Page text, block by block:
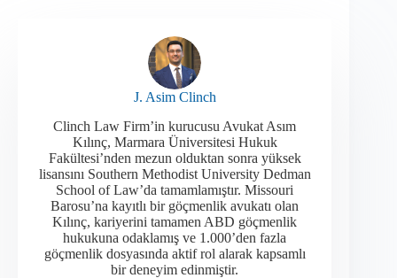
J. Asim Clinch
Clinch Law Firm’in kurucusu Avukat Asım
Kılınç, Marmara Üniversitesi Hukuk
Fakültesi’nden mezun olduktan sonra yüksek
lisansını Southern Methodist University Dedman
School of Law’da tamamlamıştır. Missouri
Barosu’na kayıtlı bir göçmenlik avukatı olan
Kılınç, kariyerini tamamen ABD göçmenlik
hukukuna odaklamış ve 1.000’den fazla
göçmenlik dosyasında aktif rol alarak kapsamlı
bir deneyim edinmiştir.​